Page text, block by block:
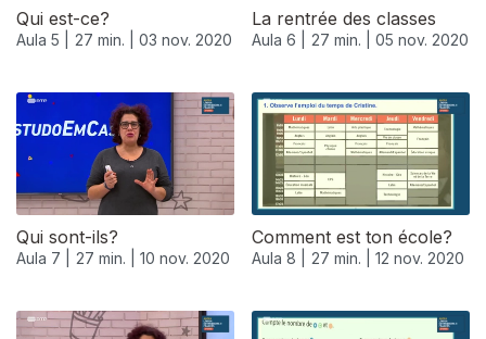
Qui est-ce?
Aula 5 | 27 min. | 03 nov. 2020
La rentrée des classes
Aula 6 | 27 min. | 05 nov. 2020
Qui sont-ils?
Aula 7 | 27 min. | 10 nov. 2020
Comment est ton école?
Aula 8 | 27 min. | 12 nov. 2020